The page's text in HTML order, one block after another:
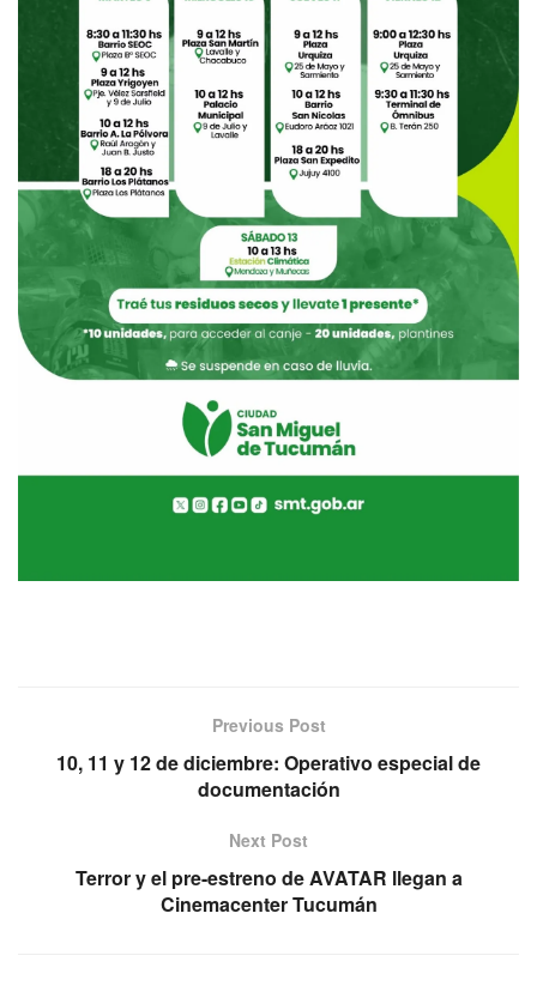
Previous Post
10, 11 y 12 de diciembre: Operativo especial de
documentación
Next Post
Terror y el pre-estreno de AVATAR llegan a
Cinemacenter Tucumán